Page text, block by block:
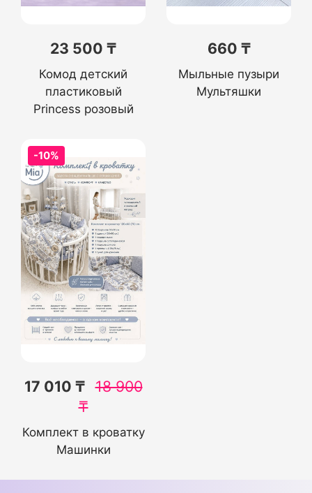
23 500 ₸
Комод детский
пластиковый
Princess розовый
660 ₸
Мыльные пузыри
Мультяшки
-10%
17 010 ₸ 18 900
₸
Комплект в кроватку
Машинки